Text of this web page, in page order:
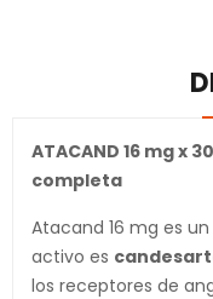
ATACAND 16 mg x
completa
Atacand 16 mg es
activo es
los receptores de